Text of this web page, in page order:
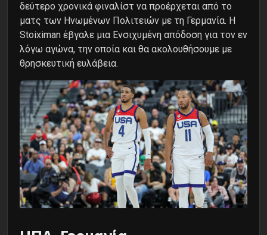
δεύτερο χρονικά φιναλίστ να προέρχεται από το
ματς των Ηνωμένων Πολιτειών με τη Γερμανία. Η
Stoiximan έβγαλε μια Ενσιχυμένη απόδοση για τον εν
λόγω αγώνα, την οποία και θα ακολουθήσουμε με
θρησκευτική ευλάβεια.